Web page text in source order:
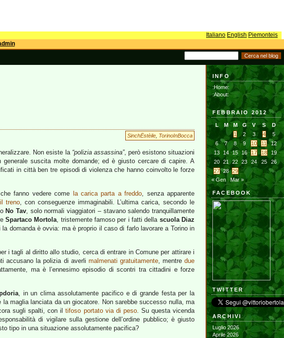
Italiano English Piemonteis
SinchËstèile TorinoInBocca
Non esiste la “polizia assassina”, però esistono situazioni
suscita molte domande; ed è giusto cercare di capire. A
in città ben tre episodi di violenza che hanno coinvolto le forze
che fanno vedere come la carica parta a freddo, senza apparente
treno, con conseguenze immaginabili. L’ultima carica, secondo le
No Tav, solo normali viaggiatori – stavano salendo tranquillamente
Spartaco Mortola, tristemente famoso per i fatti della scuola Diaz
domanda è ovvia: ma è proprio il caso di farlo lavorare a Torino in
i tagli al diritto allo studio, cerca di entrare in Comune per attirare i
accusano la polizia di averli malmenati gratuitamente, mentredue
ma è l’ennesimo episodio di scontri tra cittadini e forze
, in un clima assolutamente pacifico e di grande festa per la
maglia lanciata da un giocatore. Non sarebbe successo nulla, ma
sugli spalti, con iltifoso portato via di peso. Su questa vicenda
di vigilare sulla gestione dell’ordine pubblico; è giusto
tipo in una situazione assolutamente pacifica?
INFO
:Home:
:About:
FEBBRAIO 2012
L M M G V S
D
1
2 3 4
5
6
7 8 9 10 11
12
13
14 15 16 17 18
19
20 21 22 23 24 25
26
27 28 29
« Gen
Mar »
FACEBOOK
TWITTER
ARCHIVI
Luglio 2026
Aprile 2026